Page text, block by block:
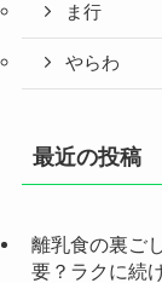
ま行
やらわ
最近の投稿
離乳食の裏ご
要？ラクに続